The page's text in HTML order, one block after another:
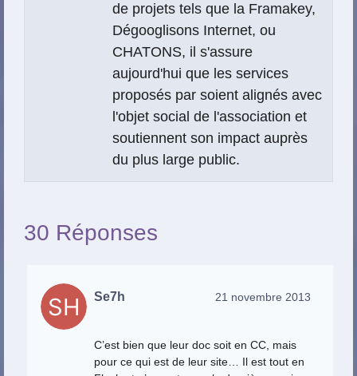
de projets tels que la Framakey,
Dégooglisons Internet, ou
CHATONS, il s'assure
aujourd'hui que les services
proposés par soient alignés avec
l'objet social de l'association et
soutiennent son impact auprès
du plus large public.
30 Réponses
Se7h 21 novembre 2013
C’est bien que leur doc soit en CC, mais
pour ce qui est de leur site… Il est tout en